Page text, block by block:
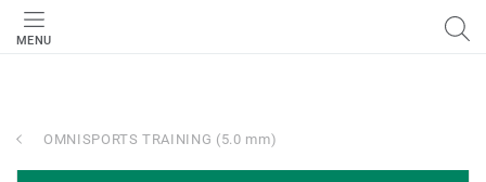
MENU
OMNISPORTS TRAINING (5.0 mm)